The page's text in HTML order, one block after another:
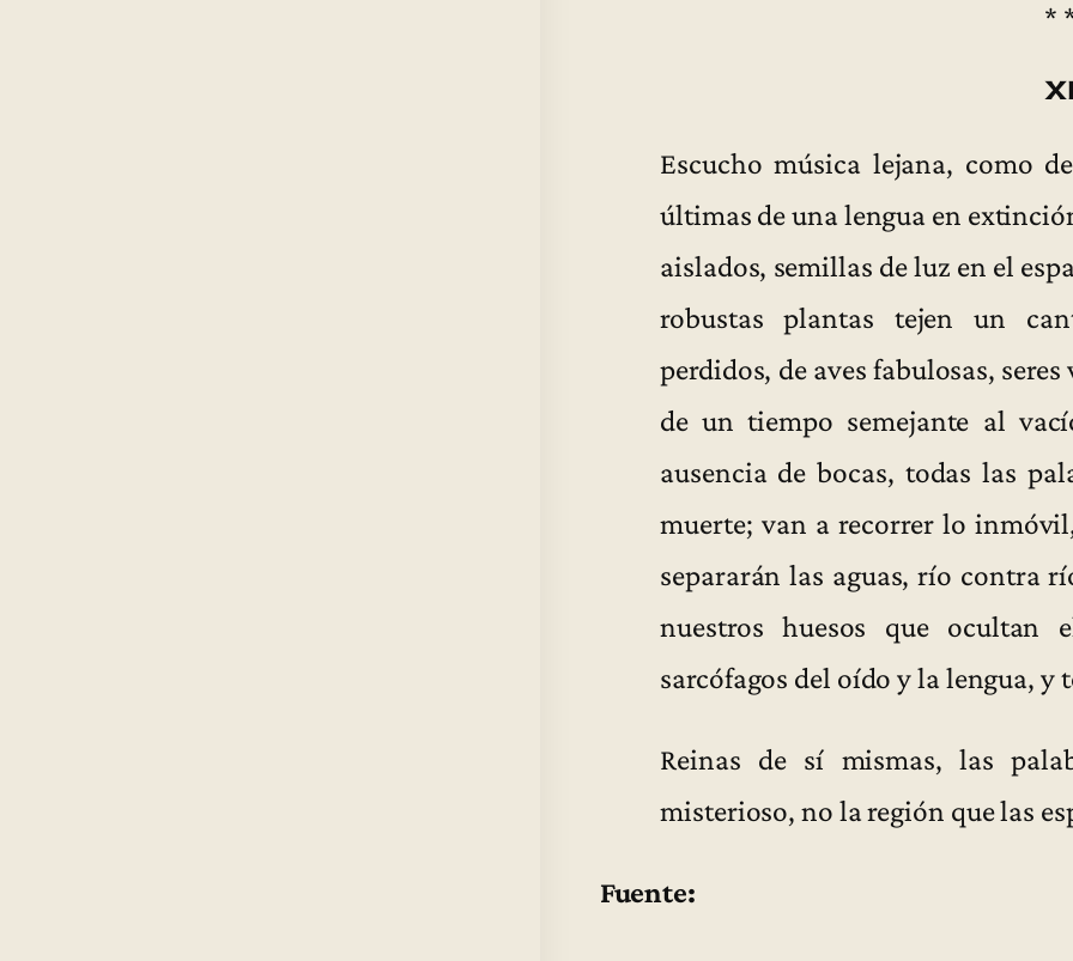
*
Escucho música lejana, como
últimas de una lengua en
aislados, semillas de luz en el
robustas plantas tejen un
perdidos, de aves fabulosas,
de un tiempo semejante al
ausencia de bocas, todas las
muerte; van a recorrer lo
separarán las aguas, río contra
nuestros huesos que
sarcófagos del oído y la lengua, y
Reinas de sí mismas, las
misterioso, no la región que las
Fuente: